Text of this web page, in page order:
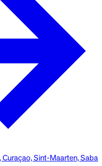
Sint-Maarten, Saba